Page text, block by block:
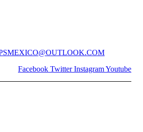
Facebook Twitter InstagramYoutube